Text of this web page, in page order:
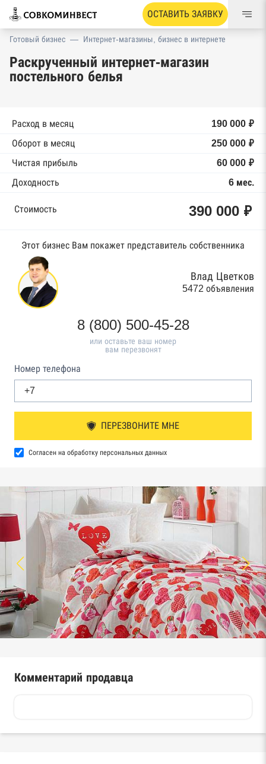
ОСТАВИТЬ ЗАЯВКУ
Готовый бизнес — Интернет-магазины, бизнес в интернете
Раскрученный интернет-магазин
постельного белья
Расход в месяц
190 000 ₽
Оборот в месяц
250 000 ₽
Чистая прибыль
60 000 ₽
Доходность
6 мес.
Стоимость 390 000 ₽
Этот бизнес Вам покажет представитель собственника
Влад Цветков
5472 объявления
8 (800) 500-45-28
или оставьте ваш номер
вам перезвонят
Номер телефона
ПЕРЕЗВОНИТЕ МНЕ
Согласен на обработку персональных данных
Комментарий продавца